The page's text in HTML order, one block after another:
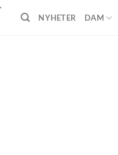
NYHETER DAM